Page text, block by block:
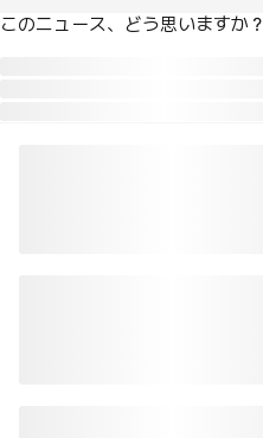
このニュース、どう思いますか？